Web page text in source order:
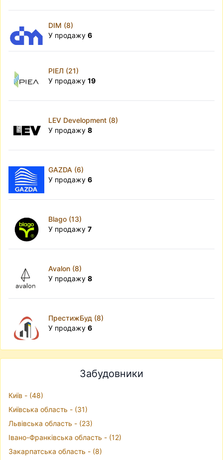
DIM (8)
У продажу 6
РІЕЛ (21)
У продажу 19
LEV Development (8)
У продажу 8
GAZDA (6)
У продажу 6
Blago (13)
У продажу 7
Avalon (8)
У продажу 8
ПрестижБуд (8)
У продажу 6
Забудовники
Київ - (48)
Київська область - (31)
Львівська область - (23)
Івано-Франківська область - (12)
Закарпатська область - (8)